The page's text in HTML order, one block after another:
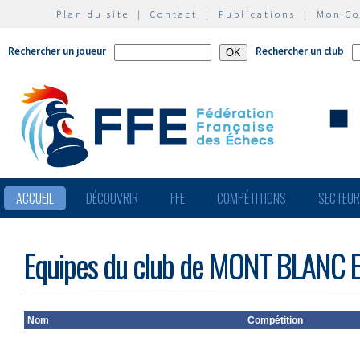
Plan du site | Contact | Publications | Mon
Rechercher un joueur Rechercher un club
ACCUEIL DÉCOUVRIR FFE COMPÉTITIONS
Equipes du club de MONT BLANC
Nom Compétition